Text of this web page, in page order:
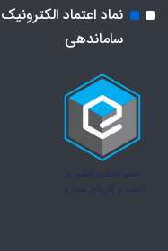
نماد اعتماد
ساماندهی